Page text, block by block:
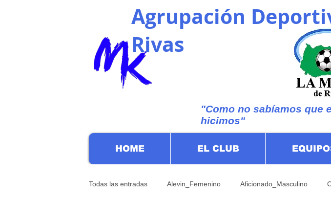
Agrupación
Rivas
"Como no sabíamos que
hicimos"
HOME EL CLUB
Todas las entradas Alevin_Femenino Aficionado_Masculino